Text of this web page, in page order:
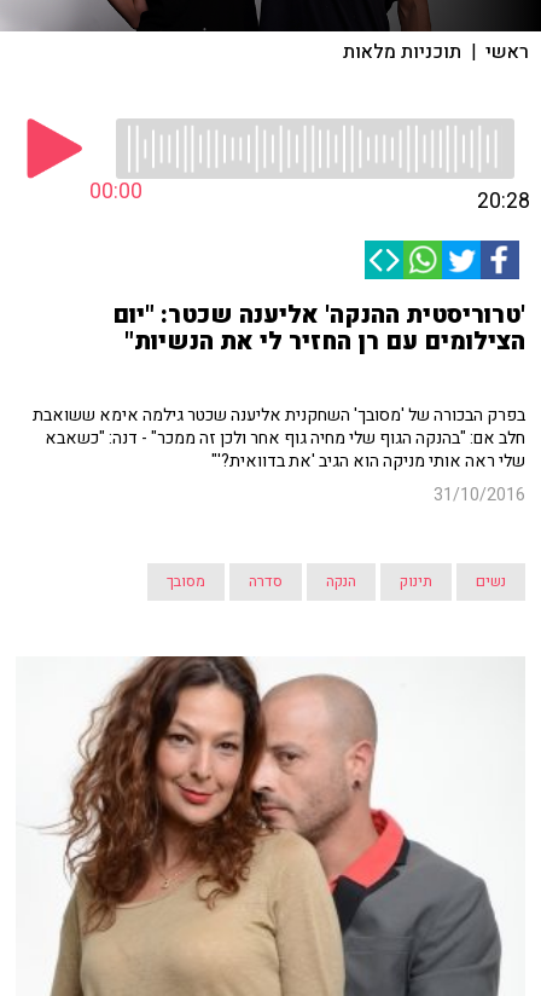
ראשי | תוכניות מלאות
00:00 20:28
'טרוריסטית ההנקה' אליענה שכטר: "יום
הצילומים עם רן החזיר לי את הנשיות"
בפרק הבכורה של 'מסובך' השחקנית אליענה שכטר גילמה אימא ששואבת
חלב אם: "בהנקה הגוף שלי מחיה גוף אחר ולכן זה ממכר" - דנה: "כשאבא
שלי ראה אותי מניקה הוא הגיב 'את בדוואית?'"
31/10/2016
נשים תינוק הנקה סדרה מסובך